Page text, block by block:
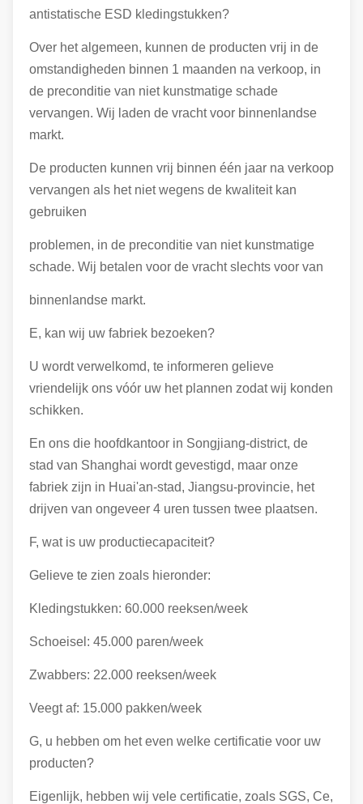
antistatische ESD kledingstukken?
Over het algemeen, kunnen de producten vrij in de
omstandigheden binnen 1 maanden na verkoop, in
de preconditie van niet kunstmatige schade
vervangen. Wij laden de vracht voor binnenlandse
markt.
De producten kunnen vrij binnen één jaar na verkoop
vervangen als het niet wegens de kwaliteit kan
gebruiken
problemen, in de preconditie van niet kunstmatige
schade. Wij betalen voor de vracht slechts voor van
binnenlandse markt.
E, kan wij uw fabriek bezoeken?
U wordt verwelkomd, te informeren gelieve
vriendelijk ons vóór uw het plannen zodat wij konden
schikken.
En ons die hoofdkantoor in Songjiang-district, de
stad van Shanghai wordt gevestigd, maar onze
fabriek zijn in Huai'an-stad, Jiangsu-provincie, het
drijven van ongeveer 4 uren tussen twee plaatsen.
F, wat is uw productiecapaciteit?
Gelieve te zien zoals hieronder:
Kledingstukken: 60.000 reeksen/week
Schoeisel: 45.000 paren/week
Zwabbers: 22.000 reeksen/week
Veegt af: 15.000 pakken/week
G, u hebben om het even welke certificatie voor uw
producten?
Eigenlijk, hebben wij vele certificatie, zoals SGS, Ce,